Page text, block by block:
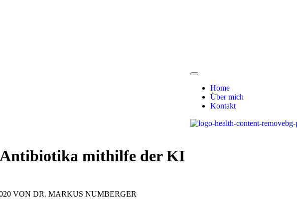
Home
Über mich
Kontakt
Antibiotika mithilfe der KI
VON DR. MARKUS NUMBERGER